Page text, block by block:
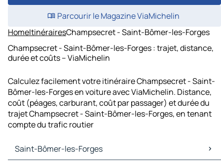
Parcourir le Magazine ViaMichelin
HomeItinérairesChampsecret - Saint-Bômer-les-Forges
Champsecret - Saint-Bômer-les-Forges : trajet, distance,
durée et coûts – ViaMichelin
Calculez facilement votre itinéraire Champsecret - Saint-
Bômer-les-Forges en voiture avec ViaMichelin. Distance,
coût (péages, carburant, coût par passager) et durée du
trajet Champsecret - Saint-Bômer-les-Forges, en tenant
compte du trafic routier
Saint-Bômer-les-Forges